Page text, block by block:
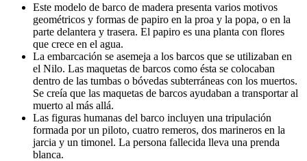
Este modelo de barco de madera presenta varios motivos
geométricos y formas de papiro en la proa y la popa, o en la
parte delantera y trasera. El papiro es una planta con flores
que crece en el agua.
La embarcación se asemeja a los barcos que se utilizaban en
el Nilo. Las maquetas de barcos como ésta se colocaban
dentro de las tumbas o bóvedas subterráneas con los muertos.
Se creía que las maquetas de barcos ayudaban a transportar al
muerto al más allá.
Las figuras humanas del barco incluyen una tripulación
formada por un piloto, cuatro remeros, dos marineros en la
jarcia y un timonel. La persona fallecida lleva una prenda
blanca.